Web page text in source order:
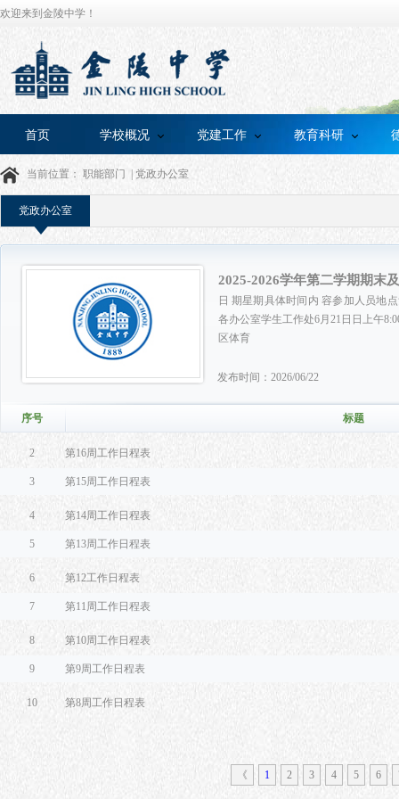
欢迎来到金陵中学！
首页 学校概况 党建工作 教育科研
当前位置： 职能部门 党政办公室
党政办公室
2025-2026学年第二学期期末
日 期星期具体时间内 容参加人员地点负责部门及主持人6月15日-25日全天班主任完成教师寄语各班班主任
各办公室学生工作处6月21日日上午
区体育
发布时间：2026/06/22
序号 标题
2 第16周工作日程表
3 第15周工作日程表
4 第14周工作日程表
5 第13周工作日程表
6 第12工作日程表
7 第11周工作日程表
8 第10周工作日程表
9 第9周工作日程表
10 第8周工作日程表
《 1 2 3 4 5 6